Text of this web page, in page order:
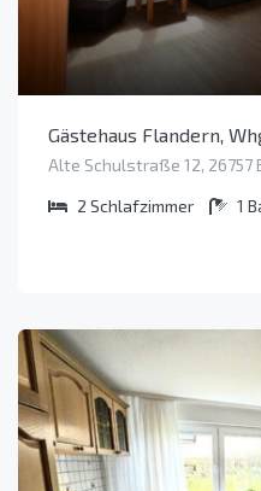
Gästehaus Flandern,
Alte Schulstraße 12, 26757
2 Schlafzimmer 1